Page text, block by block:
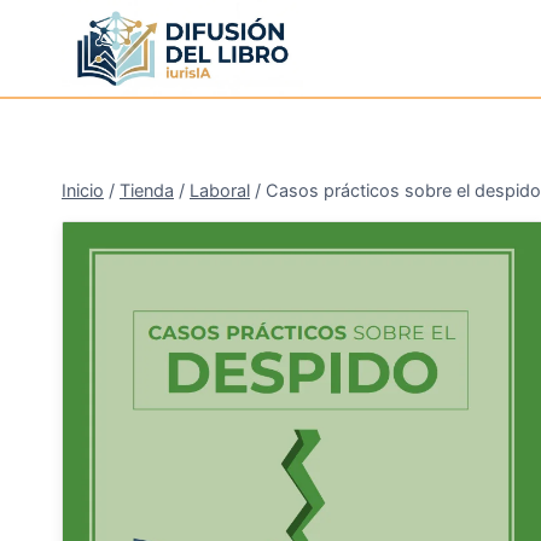
contenido
Inicio / Tienda / Laboral / Casos prácticos sobre el despido
¡Oferta!